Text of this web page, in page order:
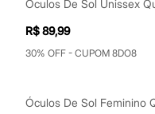
Plus size
Calças
Casacos e
Jeans
Vestidos
R$ 89,99
30% OFF - CUPOM 8DO8